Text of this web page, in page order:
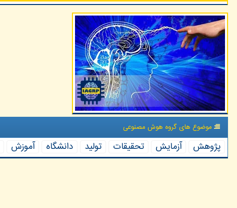
موضوع های گروه هوش مصنوعی
پژوهش آزمایش تحقیقات تولید دانشگاه آموزش